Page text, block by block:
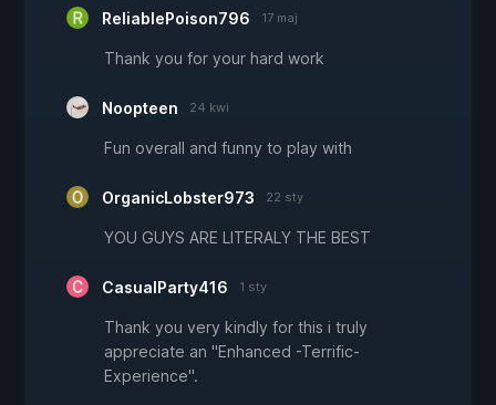
ReliablePoison796 17 maj
Thank you for your hard work
Noopteen 24 kwi
Fun overall and funny to play with
OrganicLobster973 22 sty
YOU GUYS ARE LITERALY THE BEST
CasualParty416 1 sty
Thank you very kindly for this i truly
appreciate an "Enhanced -Terrific-
Experience".